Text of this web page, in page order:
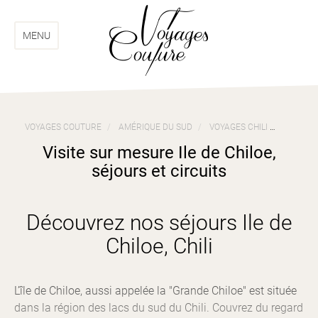
menu
contenuMENU
VOYAGES COUTURE AMÉRIQUE DU SUD VOYAGES CHILI
Visite sur mesure Ile de Chiloe,
séjours et circuits
Découvrez nos séjours Ile de
Chiloe, Chili
L’île de Chiloe, aussi appelée la "Grande Chiloe" est située
dans la région des lacs du sud du Chili. Couvrez du regard